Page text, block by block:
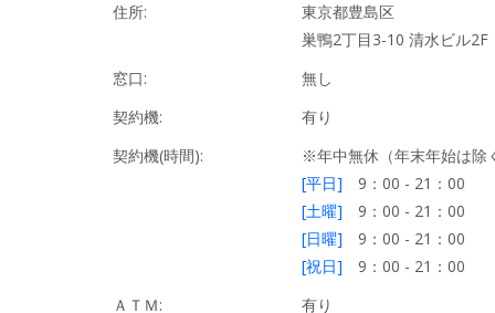
住所:
東京都豊島区
巣鴨2丁目3-10 清水ビル2F
窓口:
無し
契約機:
有り
契約機(時間):
※年中無休（年末年始は除
[平日] 9：00 - 21：00
[土曜] 9：00 - 21：00
[日曜] 9：00 - 21：00
[祝日] 9：00 - 21：00
ＡＴＭ:
有り